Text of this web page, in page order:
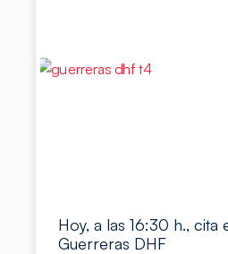
Hoy, a las 16:30 h.,
Guerreras DHF